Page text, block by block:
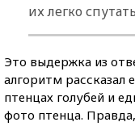
их легко
Это выдержка из
алгоритм рассказал
птенцах голубей и
фото птенца.